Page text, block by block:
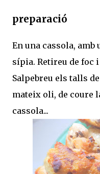
preparació
En una cassola,
sípia. Retireu de foc
Salpebreu els talls
mateix oli, de coure
cassola...